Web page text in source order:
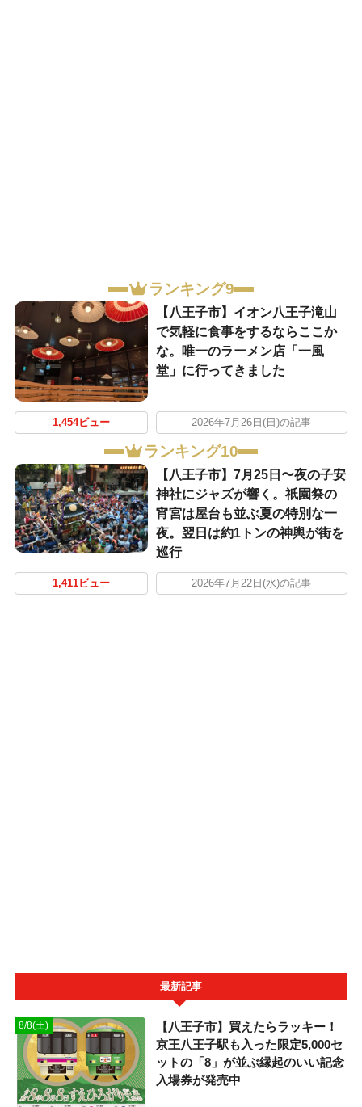
ランキング9
【八王子市】イオン八王子滝山
で気軽に食事をするならここか
な。唯一のラーメン店「一風
堂」に行ってきました
1,454ビュー 2026年7月26日(日)の記事
ランキング10
【八王子市】7月25日〜夜の子安
神社にジャズが響く。祇園祭の
宵宮は屋台も並ぶ夏の特別な一
夜。翌日は約1トンの神輿が街を
巡行
1,411ビュー 2026年7月22日(水)の記事
最新記事
8/8(土)
【八王子市】買えたらラッキー！
京王八王子駅も入った限定5,000セ
ットの「8」が並ぶ縁起のいい記念
入場券が発売中